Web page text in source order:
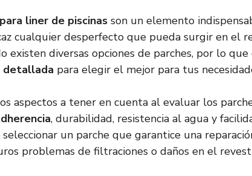
liner de piscinas son un elemento
cualquier desperfecto que pueda surgir en el
existen diversas opciones de parches, por lo
detallada para elegir el mejor para tus
aspectos a tener en cuenta al evaluar los
, durabilidad, resistencia al agua y
un parche que garantice una
problemas de filtraciones o daños en el